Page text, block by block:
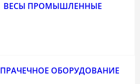
ВЕСЫ ПРОМЫШЛЕННЫЕ
ПРАЧЕЧНОЕ ОБОРУДОВАНИЕ